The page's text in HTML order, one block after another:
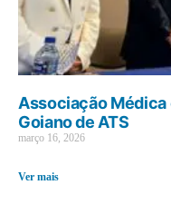
Associação Médica
Goiano de ATS
março 16, 2026
Ver mais